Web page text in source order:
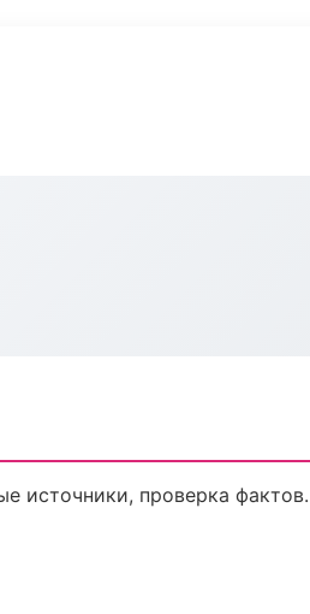
источники, проверка фактов.